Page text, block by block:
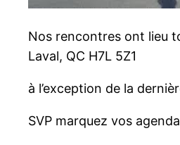
Nos rencontres ont lieu
Laval, QC H7L 5Z1
à l’exception de la
SVP marquez vos